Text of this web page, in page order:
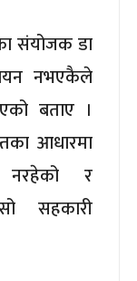
संयोजक डा
नभएकैले
बताए ।
आधारमा
नरहेको र
सहकारी